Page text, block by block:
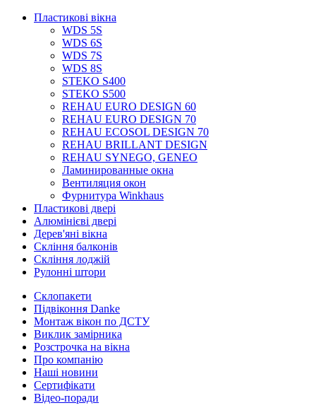
Пластикові вікна
WDS 5S
WDS 6S
WDS 7S
WDS 8S
STEKO S400
STEKO S500
REHAU EURO DESIGN 60
REHAU EURO DESIGN 70
REHAU ECOSOL DESIGN 70
REHAU BRILLANT DESIGN
REHAU SYNEGO, GENEO
Ламинированные окна
Вентиляция окон
Фурнитура Winkhaus
Пластикові двері
Алюмінієві двері
Дерев'яні вікна
Скління балконів
Скління лоджій
Рулонні штори
Склопакети
Підвіконня Danke
Монтаж вікон по ДСТУ
Виклик замірника
Розстрочка на вікна
Про компанію
Наші новини
Сертифікати
Відео-поради